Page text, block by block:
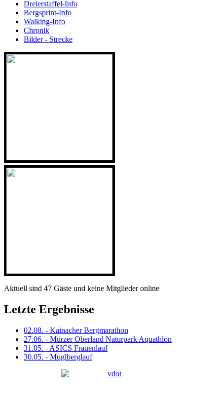
Dreierstaffel-Info
Bergsprint-Info
Walking-Info
Chronik
Bilder - Strecke
Aktuell sind 47 Gäste und keine Mitglieder online
Letzte Ergebnisse
02.08. - Kainacher Bergmarathon
27.06. - Mürzer Oberland Naturpark Aquathlon
31.05. - ASICS Frauenlauf
30.05. - Muglberglauf